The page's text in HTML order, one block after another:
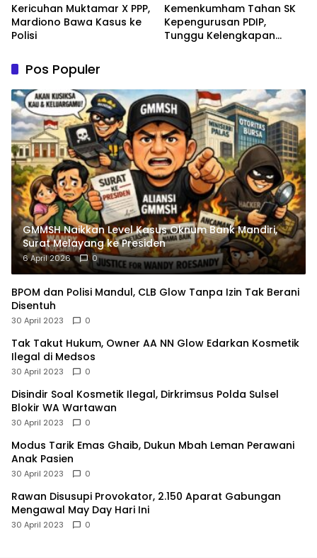
Kericuhan Muktamar X PPP,
Mardiono Bawa Kasus ke
Polisi
Kemenkumham Tahan SK
Kepengurusan PDIP,
Tunggu Kelengkapan
Pos Populer
GMMSH Naikkan Level Kasus Oknum Bank Mandiri,
Surat Melayang ke Presiden
6 April 2026 0
BPOM dan Polisi Mandul, CLB Glow Tanpa Izin Tak Berani
Disentuh
30 April 2023 0
Tak Takut Hukum, Owner AA NN Glow Edarkan Kosmetik
Ilegal di Medsos
30 April 2023 0
Disindir Soal Kosmetik Ilegal, Dirkrimsus Polda Sulsel
Blokir WA Wartawan
30 April 2023 0
Modus Tarik Emas Ghaib, Dukun Mbah Leman Perawani
Anak Pasien
30 April 2023 0
Rawan Disusupi Provokator, 2.150 Aparat Gabungan
Mengawal May Day Hari Ini
30 April 2023 0